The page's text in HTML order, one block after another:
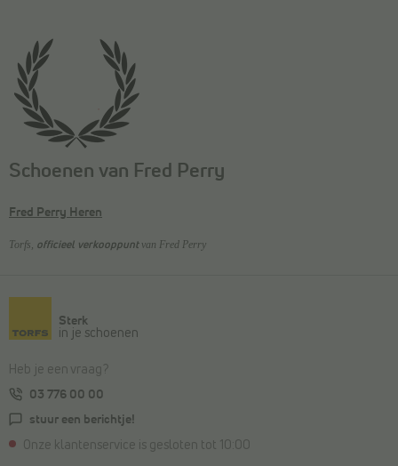
Schoenen van Fred Perry
Fred Perry Heren
Torfs, officieel verkooppuntvan Fred Perry
Sterk
in je schoenen
Heb je een vraag?
03 776 00 00
stuur een berichtje!
Onze klantenservice is gesloten tot 10:00